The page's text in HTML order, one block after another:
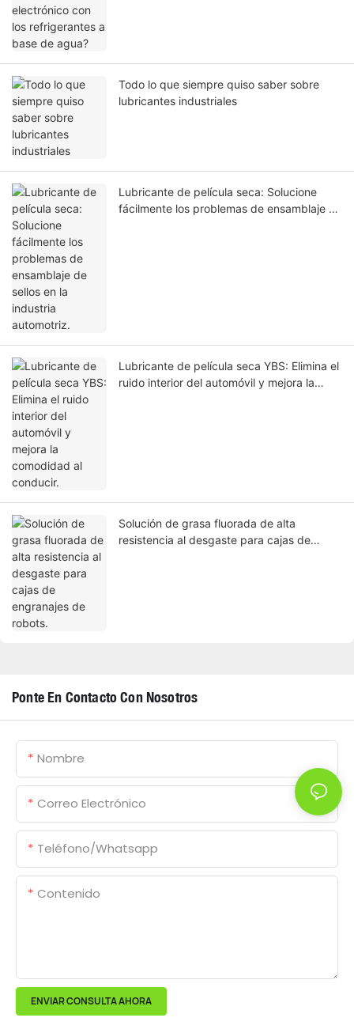
Todo lo que siempre quiso saber sobre
lubricantes industriales
Lubricante de película seca: Solucione
fácilmente los problemas de ensamblaje de
Lubricante de película seca YBS: Elimina el
ruido interior del automóvil y mejora la
Solución de grasa fluorada de alta
resistencia al desgaste para cajas de
Ponte En Contacto Con Nosotros
Nombre
Correo Electrónico
Teléfono/whatsapp
Contenido
ENVIAR CONSULTA AHORA